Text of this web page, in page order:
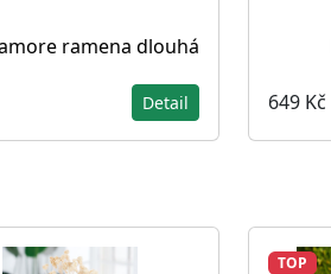
ramena dlouhá
Detail 649 Kč
TOP